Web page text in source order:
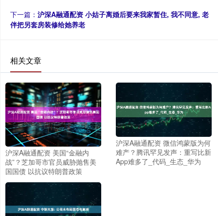
下一篇： 沪深A融通配资 小姑子离婚后要来我家暂住, 我不同意, 老
伴把另套房装修给她养老
相关文章
沪深A融通配资 美国“金融内
战”？芝加哥市官员威胁抛售美
国国债 以抗议特朗普政策
沪深A融通配资 微信鸿蒙版为何
难产？腾讯罕见发声：重写比新
App难多了_代码_生态_华为